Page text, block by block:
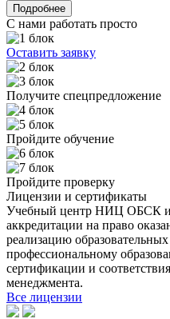
Подробнее
С нами работать просто
Оставить заявку
Получите спецпредложение
Пройдите обучение
Пройдите проверку
Лицензии и сертификаты
Учебный центр НИЦ ОБСК
аккредитации на право
реализацию
профессиональному
сертификации и
менеджмента.
Все лицензии